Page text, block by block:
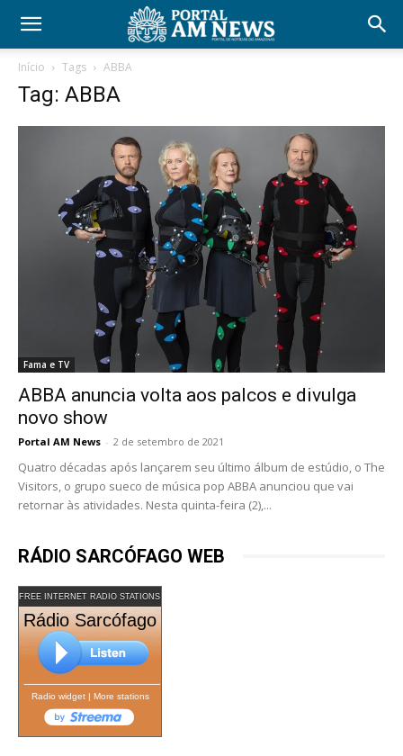
Início Tags ABBA
Tag: ABBA
Fama e TV
ABBA anuncia volta aos palcos e divulga
novo show
Portal AM News - 2 de setembro de 2021
Quatro décadas após lançarem seu último álbum de estúdio, o The
Visitors, o grupo sueco de música pop ABBA anunciou que vai
retornar às atividades. Nesta quinta-feira (2),...
RÁDIO SARCÓFAGO WEB
FREE INTERNET RADIO STATIONS
Rádio Sarcófago
Radio widget| More stations